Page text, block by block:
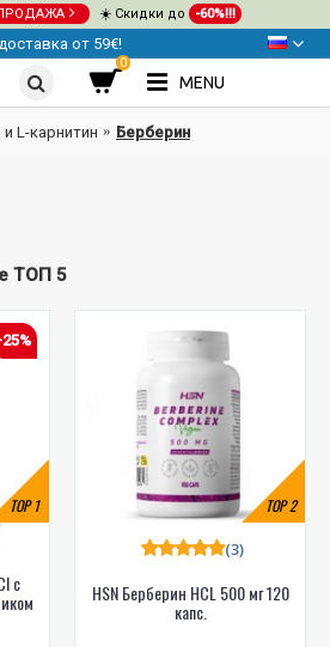
☀️ Скидки до -60%!!!
от 59€!
0
MENU
L-карнитин Берберин
ТОП 5
TOP1
с
TOP2
HSN Берберин HCL 500 мг 120
капс.
(3)